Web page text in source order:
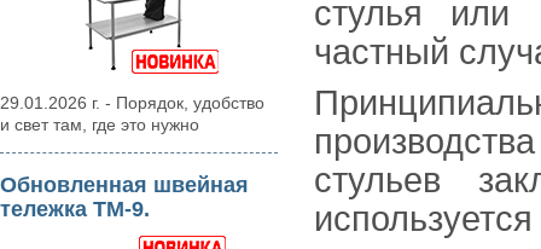
29.01.2026 г. - Порядок, удобство
и свет там, где это нужно
Обновленная швейная
тележка ТМ-9.
стулья или
частный
стульев